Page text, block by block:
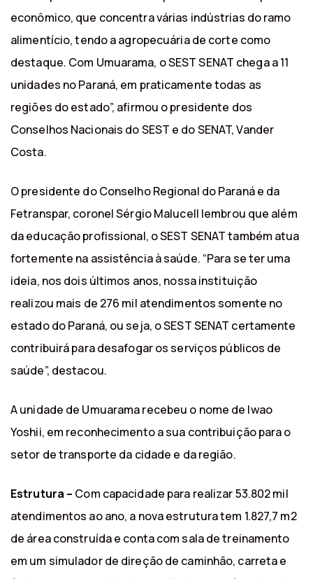
econômico, que concentra várias indústrias do ramo
alimentício, tendo a agropecuária de corte como
destaque. Com Umuarama, o SEST SENAT chega a 11
unidades no Paraná, em praticamente todas as
regiões do estado”, afirmou o presidente dos
Conselhos Nacionais do SEST e do SENAT, Vander
Costa.
O presidente do Conselho Regional do Paraná e da
Fetranspar, coronel Sérgio Malucell lembrou que além
da educação profissional, o SEST SENAT também atua
fortemente na assistência à saúde. “Para se ter uma
ideia, nos dois últimos anos, nossa instituição
realizou mais de 276 mil atendimentos somente no
estado do Paraná, ou seja, o SEST SENAT certamente
contribuirá para desafogar os serviços públicos de
saúde”, destacou.
A unidade de Umuarama recebeu o nome de Iwao
Yoshii, em reconhecimento a sua contribuição para o
setor de transporte da cidade e da região.
Estrutura – Com capacidade para realizar 53.802 mil
atendimentos ao ano, a nova estrutura tem 1.827,7 m2
de área construída e conta com sala de treinamento
em um simulador de direção de caminhão, carreta e